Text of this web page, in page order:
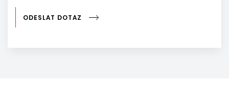
ODESLAT DOTAZ